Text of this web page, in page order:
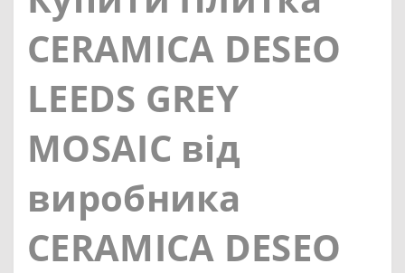
CERAMICA DESEO
LEEDS GREY
MOSAIC від
виробника
CERAMICA DESEO